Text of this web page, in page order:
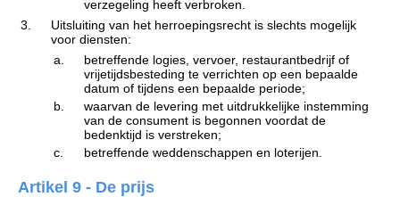
verzegeling heeft verbroken.
3.
Uitsluiting van het herroepingsrecht is slechts mogelijk
voor diensten:
a.
betreffende logies, vervoer, restaurantbedrijf of
vrijetijdsbesteding te verrichten op een bepaalde
datum of tijdens een bepaalde periode;
b.
waarvan de levering met uitdrukkelijke instemming
van de consument is begonnen voordat de
bedenktijd is verstreken;
c.
betreffende weddenschappen en loterijen.
Artikel 9 - De prijs